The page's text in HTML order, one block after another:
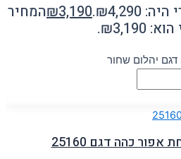
₪4,290.
₪3,190
המחיר
₪3,190.
יהלום שחור
כהה דגם 25160